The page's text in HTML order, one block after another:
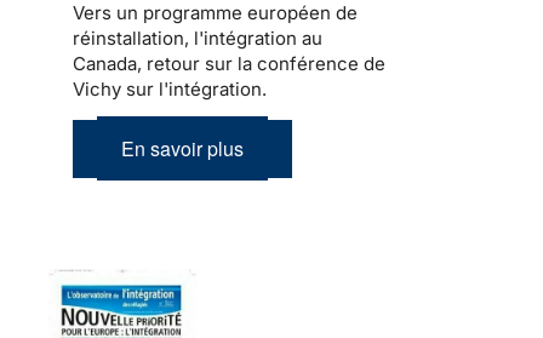
Vers un programme européen de
réinstallation, l'intégration au
Canada, retour sur la conférence de
Vichy sur l'intégration.
En savoir plus